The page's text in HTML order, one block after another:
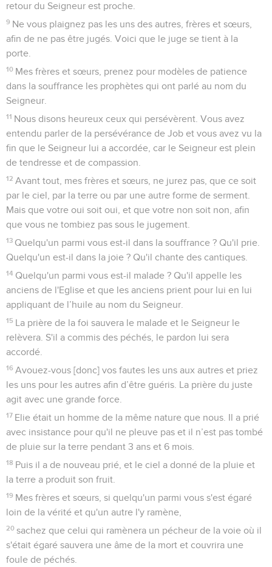
retour du Seigneur est proche.
9 Ne vous plaignez pas les uns des autres, frères et sœurs,
afin de ne pas être jugés. Voici que le juge se tient à la
porte.
10 Mes frères et sœurs, prenez pour modèles de patience
dans la souffrance les prophètes qui ont parlé au nom du
Seigneur.
11 Nous disons heureux ceux qui persévèrent. Vous avez
entendu parler de la persévérance de Job et vous avez vu la
fin que le Seigneur lui a accordée, car le Seigneur est plein
de tendresse et de compassion.
12 Avant tout, mes frères et sœurs, ne jurez pas, que ce soit
par le ciel, par la terre ou par une autre forme de serment.
Mais que votre oui soit oui, et que votre non soit non, afin
que vous ne tombiez pas sous le jugement.
13 Quelqu'un parmi vous est-il dans la souffrance ? Qu'il prie.
Quelqu'un est-il dans la joie ? Qu'il chante des cantiques.
14 Quelqu'un parmi vous est-il malade ? Qu'il appelle les
anciens de l'Eglise et que les anciens prient pour lui en lui
appliquant de l’huile au nom du Seigneur.
15 La prière de la foi sauvera le malade et le Seigneur le
relèvera. S'il a commis des péchés, le pardon lui sera
accordé.
16 Avouez-vous [donc] vos fautes les uns aux autres et priez
les uns pour les autres afin d’être guéris. La prière du juste
agit avec une grande force.
17 Elie était un homme de la même nature que nous. Il a prié
avec insistance pour qu'il ne pleuve pas et il n’est pas tombé
de pluie sur la terre pendant 3 ans et 6 mois.
18 Puis il a de nouveau prié, et le ciel a donné de la pluie et
la terre a produit son fruit.
19 Mes frères et sœurs, si quelqu'un parmi vous s'est égaré
loin de la vérité et qu'un autre l'y ramène,
20 sachez que celui qui ramènera un pécheur de la voie où il
s'était égaré sauvera une âme de la mort et couvrira une
foule de péchés.